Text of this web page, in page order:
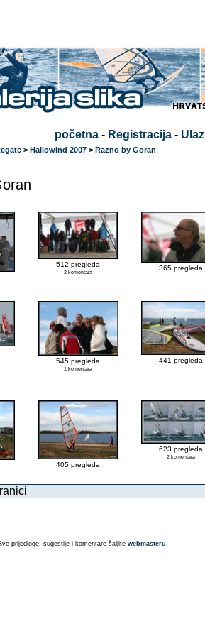
početna- Registracija- Ulaz
> Hallowind 2007 > Razno by Goran
512 pregleda
2 komentara
365 pregleda
545 pregleda
1 komentara
441 pregleda
405 pregleda
623 pregleda
2 komentara
prijedloge, sugestije i komentare šaljite webmasteru